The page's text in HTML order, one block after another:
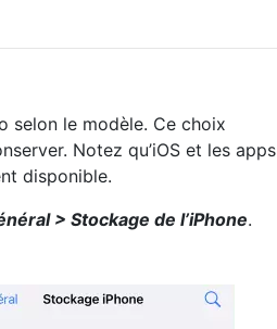
selon le modèle. Ce choix
Notez qu’iOS et les apps
disponible.
> Stockage de l’iPhone.